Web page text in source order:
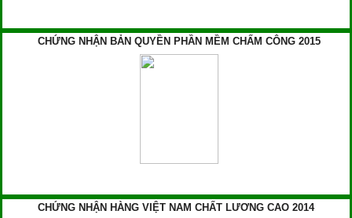
CHỨNG NHẬN BẢN QUYỀN PHẦN MỀM CHẤM CÔNG 2015
CHỨNG NHẬN HÀNG VIỆT NAM CHẤT LƯƠNG CAO 2014